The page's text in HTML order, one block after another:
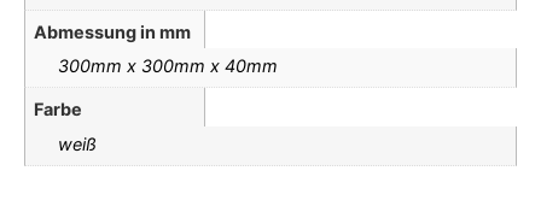
Abmessung in mm
300mm x 300mm x 40mm
Farbe
weiß